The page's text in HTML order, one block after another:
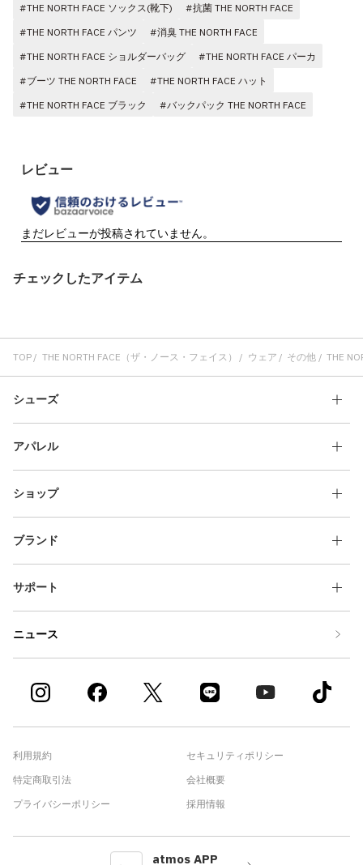
#THE NORTH FACE ソックス(靴下)
#抗菌 THE NORTH FACE
#THE NORTH FACE パンツ
#消臭 THE NORTH FACE
#THE NORTH FACE ショルダーバッグ
#THE NORTH FACE パーカ
#ブーツ THE NORTH FACE
#THE NORTH FACE ハット
#THE NORTH FACE ブラック
#バックパック THE NORTH FACE
チェックしたアイテム
TOP THE NORTH FACE（ザ・ノース・フェイス） ウェア その他 THE
シューズ
アパレル
ショップ
ブランド
サポート
ニュース
利用規約
特定商取引法
プライバシーポリシー
セキュリティポリシー
会社概要
採用情報
atmos APP